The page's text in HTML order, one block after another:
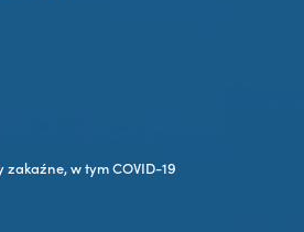
w tym COVID-19